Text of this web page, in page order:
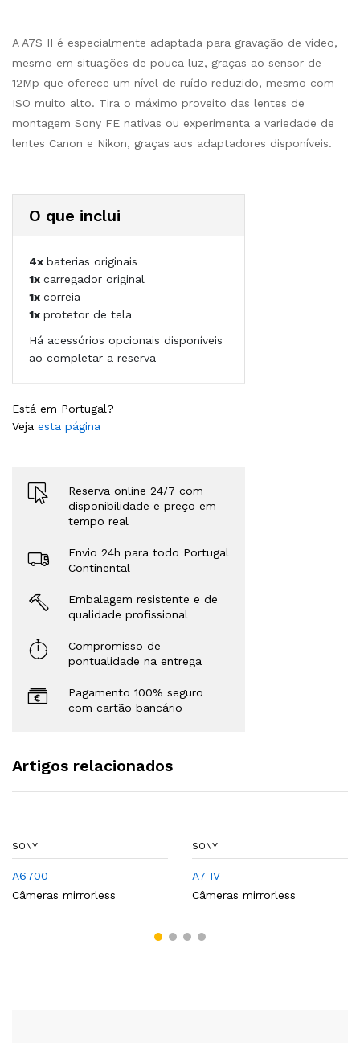
A A7S II é especialmente adaptada para gravação de vídeo,
mesmo em situações de pouca luz, graças ao sensor de
12Mp que oferece um nível de ruído reduzido, mesmo com
ISO muito alto. Tira o máximo proveito das lentes de
montagem Sony FE nativas ou experimenta a variedade de
lentes Canon e Nikon, graças aos adaptadores disponíveis.
Reserva online 24/7 com
disponibilidade e preço em
tempo real
Envio 24h para todo Portugal
Continental
Embalagem resistente e de
qualidade profissional
Compromisso de
pontualidade na entrega
Pagamento 100% seguro
com cartão bancário
Está em Portugal?
Veja esta página
O que inclui
4x baterias originais
1x carregador original
1x correia
1x protetor de tela
Há acessórios opcionais disponíveis
ao completar a reserva
Artigos relacionados
SONY
A6700
Câmeras mirrorless
SONY
A7 IV
Câmeras mirrorless